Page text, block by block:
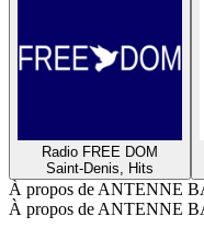
Radio FREE DOM
Saint-Denis, Hits
À propos de ANTENNE
À propos de ANTENNE